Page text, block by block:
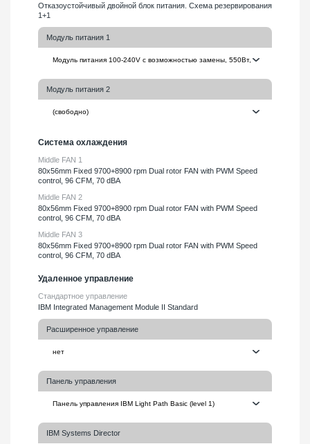
Отказоустойчивый двойной блок питания. Схема резервирования
1+1
Модуль питания 1
Модуль питания 2
Система охлаждения
Middle FAN 1
80х56mm Fixed 9700+8900 rpm Dual rotor FAN with PWM Speed
control, 96 CFM, 70 dBA
Middle FAN 2
80х56mm Fixed 9700+8900 rpm Dual rotor FAN with PWM Speed
control, 96 CFM, 70 dBA
Middle FAN 3
80х56mm Fixed 9700+8900 rpm Dual rotor FAN with PWM Speed
control, 96 CFM, 70 dBA
Удаленное управление
Стандартное управление
IBM Integrated Management Module II Standard
Расширенное управление
Панель управления
IBM Systems Director